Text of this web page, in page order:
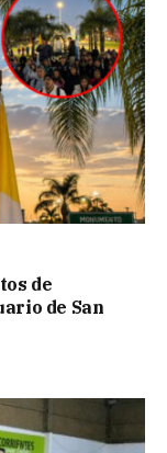
de
de San